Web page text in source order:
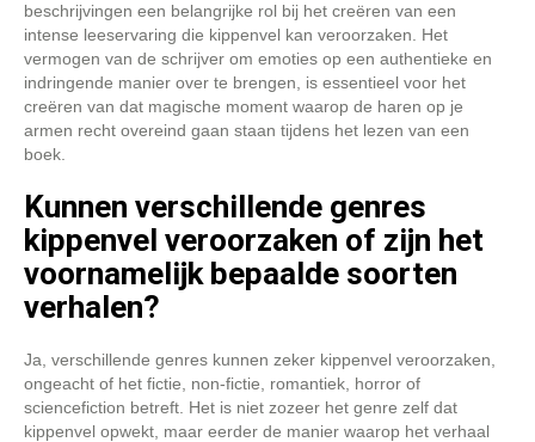
beschrijvingen een belangrijke rol bij het creëren van een
intense leeservaring die kippenvel kan veroorzaken. Het
vermogen van de schrijver om emoties op een authentieke en
indringende manier over te brengen, is essentieel voor het
creëren van dat magische moment waarop de haren op je
armen recht overeind gaan staan tijdens het lezen van een
boek.
Kunnen verschillende genres
kippenvel veroorzaken of zijn het
voornamelijk bepaalde soorten
verhalen?
Ja, verschillende genres kunnen zeker kippenvel veroorzaken,
ongeacht of het fictie, non-fictie, romantiek, horror of
sciencefiction betreft. Het is niet zozeer het genre zelf dat
kippenvel opwekt, maar eerder de manier waarop het verhaal